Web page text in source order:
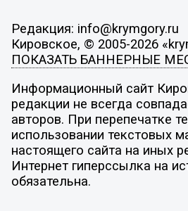
Редакция: info@krymgory.ru
Кировское, © 2005-2026
ПОКАЗАТЬ БАННЕРНЫЕ
Информационный сайт
редакции не всегда
авторов. При перепечатке
использовании текстовых
настоящего сайта на иных
Интернет гиперссылка на
обязательна.